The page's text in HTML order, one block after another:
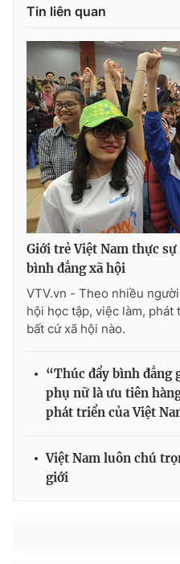
® Cấm sao chép dưới mọi
thuận bằng văn bản. Ghi rõ
thông tin từ website này.
Tin liên quan
Giới trẻ Việt Nam thực
bình đẳng xã hội
VTV.vn - Theo nhiều
hội học tập, việc làm,
bất cứ xã hội nào.
“Thúc đẩy bình đẳng
phụ nữ là ưu tiên
phát triển của Việt
Việt Nam luôn chú
giới